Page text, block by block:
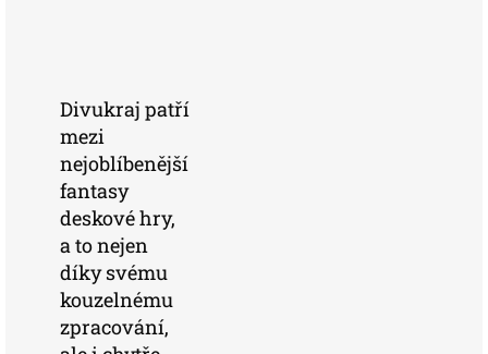
Divukraj patří
mezi
nejoblíbenější
fantasy
deskové hry,
a to nejen
díky svému
kouzelnému
zpracování,